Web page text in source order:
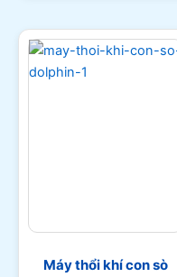
Máy thổi khí con sò